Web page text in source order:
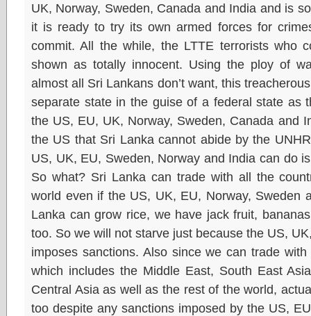
UK, Norway, Sweden, Canada and India and is
it is ready to try its own armed forces for
commit. All the while, the LTTE terrorists who
shown as totally innocent. Using the ploy of
almost all Sri Lankans don’t want, this
separate state in the guise of a federal state as
the US, EU, UK, Norway, Sweden, Canada and
the US that Sri Lanka cannot abide by the
US, UK, EU, Sweden, Norway and India can do
So what? Sri Lanka can trade with all the
world even if the US, UK, EU, Norway, Sweden
Lanka can grow rice, we have jack fruit,
too. So we will not starve just because the US,
imposes sanctions. Also since we can trade
which includes the Middle East, South East
Central Asia as well as the rest of the world,
too despite any sanctions imposed by the US,